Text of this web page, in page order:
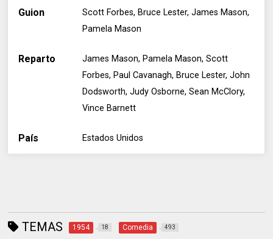
Guion
Scott Forbes, Bruce Lester, James Mason,
Pamela Mason
Reparto
James Mason, Pamela Mason, Scott
Forbes, Paul Cavanagh, Bruce Lester, John
Dodsworth, Judy Osborne, Sean McClory,
Vince Barnett
País Estados Unidos
TEMAS 1954 18 Comedia 493